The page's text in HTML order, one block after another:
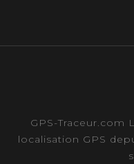
GPS-Traceur.com
localisation GPS